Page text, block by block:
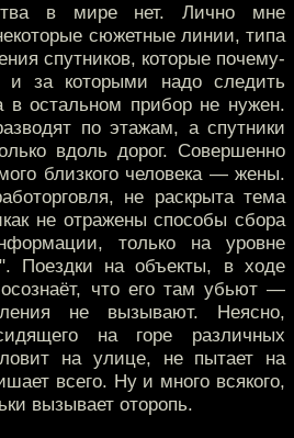
в мире нет. Лично мне
сюжетные линии, типа
спутников, которые почему-
за которыми надо следить
в остальном прибор не нужен.
по этажам, а спутники
вдоль дорог. Совершенно
близкого человека — жены.
не раскрыта тема
не отражены способы сбора
только на уровне
Поездки на объекты, в ходе
осознаёт, что его там убьют —
не вызывают. Неясно,
на горе различных
на улице, не пытает на
всего. Ну и много всякого,
вызывает оторопь.